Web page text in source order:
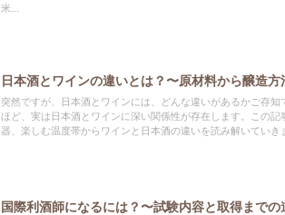
米...
日本酒とワインの違いとは？〜原材料から醸造
突然ですが、日本酒とワインには、どんな違いがあるかご存
ほど、実は日本酒とワインに深い関係性が存在します。この
器、楽しむ温度帯からワインと日本酒の違いを読み解いていき
国際利酒師になるには？〜試験内容と取得までの